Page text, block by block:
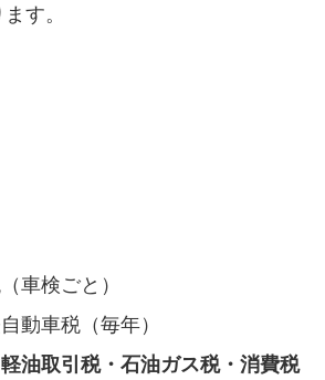
す。
車検ごと）
動車税（毎年）
油取引税・石油ガス税・消費税